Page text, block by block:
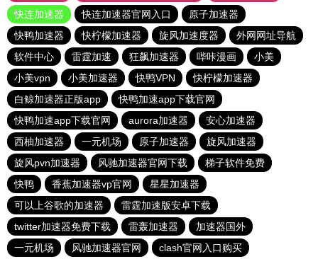
快连加速器
快连加速器官网入口
原子加速器
快鸭加速器
快柠檬加速器 旋风加速度器
外网网址导航
软件中心
雷霆加速 狂飙加速器 哔咔漫画
小美
小美vpn
小美加速器 快鸭VPN
快柠檬加速器
白鲸加速器正版app
快鸭加速app下载官网
快鸭加速app下载官网
aurora加速器
安心加速器
西柚加速器
一元机场 原子加速器
旋风加速器
旋风pvn加速器
风驰加速器官网下载
梯子软件免费
快鸭
香蕉加速器vp官网
星星加速器
可以上谷歌的加速器
雷霆加速版安卓下载
twitter加速器免费下载
雷轰加速器
加速器国外
一元机场
风驰加速器官网 clash官网入口购买